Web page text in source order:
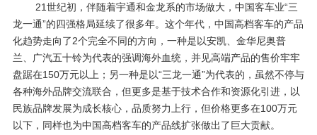
21世纪初，伴随着宇通和金龙系的市场做大，中国客车业“三
龙一通”的四强格局延续了很多年。这个年代，中国高档客车的产品
化趋势走向了2个完全不同的方向，一种是以安凯、金华尼奥普
兰、广汽五十铃为代表的强调海外血统，并见高端产品的售价牢牢
盘踞在150万元以上；另一种是以“三龙一通”为代表的，虽然不停与
各种海外品牌交流联合，但更多是基于技术合作和资源化引进，以
民族品牌发展为成长核心，品质努力上行，但价格更多在100万元
以下，同样也为中国高档客车的产品线扩张做出了巨大贡献。